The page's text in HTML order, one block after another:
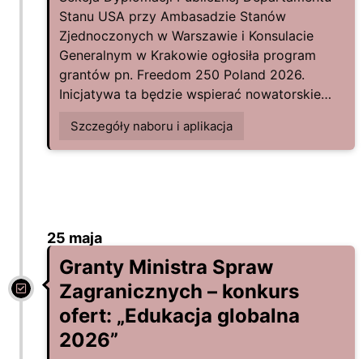
Stanu USA przy Ambasadzie Stanów
Zjednoczonych w Warszawie i Konsulacie
Generalnym w Krakowie ogłosiła program
grantów pn. Freedom 250 Poland 2026.
Inicjatywa ta będzie wspierać nowatorskie…
Szczegóły naboru i aplikacja
25 maja
Granty Ministra Spraw
Zagranicznych – konkurs
ofert: „Edukacja globalna
2026”